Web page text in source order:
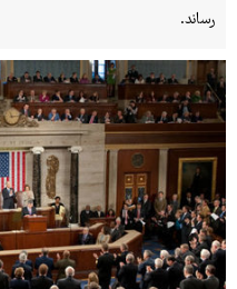
رساند.